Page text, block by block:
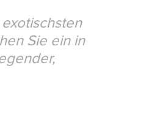
Sie ein in